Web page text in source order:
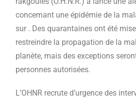
concernant une épidémie de la
sur . Des quarantaines ont été
restreindre la propagation de la
planète, mais des exceptions
personnes autorisées.
L’OHNR recrute d’urgence des